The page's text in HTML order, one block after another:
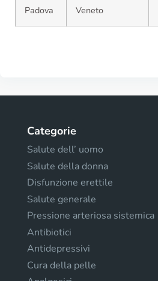
Padova Veneto
Categorie
Salute dell’ uomo
Salute della donna
Disfunzione erettile
Salute generale
Pressione arteriosa sistemica
Antibiotici
Antidepressivi
Cura della pelle